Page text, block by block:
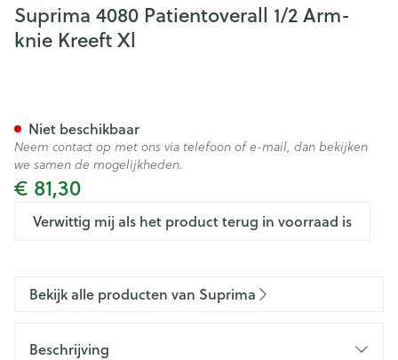
Suprima 4080 Patientoverall 1/2 Arm-
knie Kreeft Xl
€ 81,30
Verwittig mij als het product terug in voorraad is
Niet beschikbaar
Neem contact op met ons via telefoon of e-mail, dan bekijken
we samen de mogelijkheden.
Bekijk alle producten van Suprima
Beschrijving